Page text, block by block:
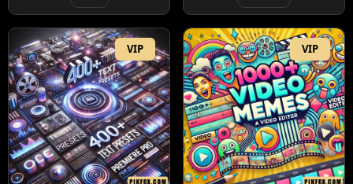
VIP VIP